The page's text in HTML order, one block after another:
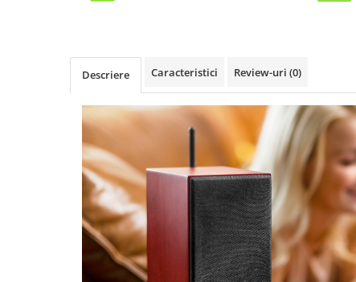
Descriere Caracteristici Review-uri (0)